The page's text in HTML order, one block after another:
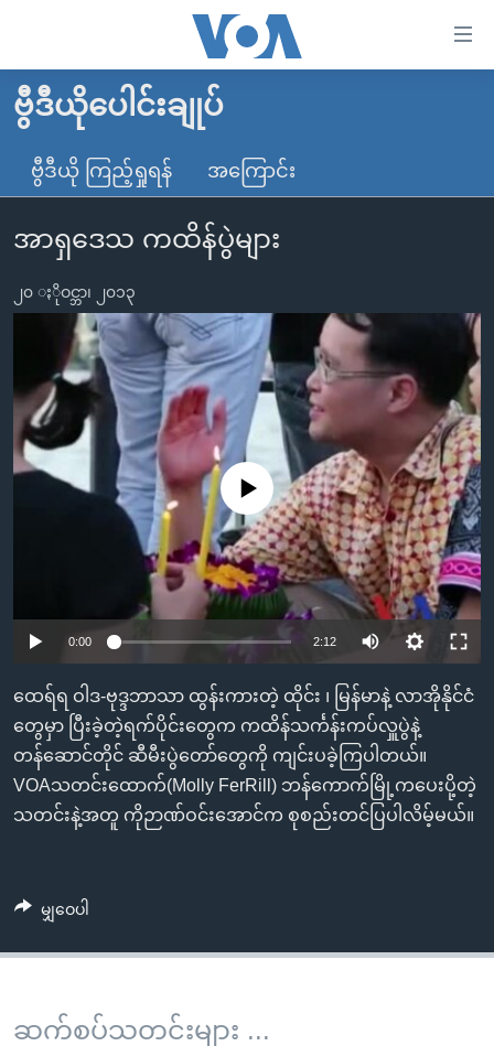
လွယ်ကူ
စေ
သည့်
များ
ပင်မ
အကြောင်းအရာ
ကျော်
ကြည့်
ပင်မ
ကျော်
ကြည့်
ရှာဖွေ
ရန်
နေရာ
သို့
ကျော်
မူလစာမျက်နှာ
မြန်မာ
ကမ္ဘာ့သတင်းများ
နိုင်ငံတကာ
တရုတ်
အစ္စရေး-ပါလက်စတိုင်း
ဗွီဒီယို
ရပ်ဝန်းတခု လမ်းတခု အလွန်
အင်္ဂလိပ်စာလေ့လာမယ်
အမေရိကန်သုံးအီဒီယံ
မကြေးမုံရဲ့ အင်္ဂလိပ်စာ
ရုပ်ရှင်ထဲက အင်္ဂလိပ်စာ
သုတပဒေသာ အင်္ဂလိပ်စာ
အပတ်စဉ်ကဏ္ဍများ
ရေဒီယို
တီဗွီ
ရေဒီယိုနှင့်ရုပ်သံ အချက်အလက်များ
ရေဒီယို/တီဗွီအစီအစဉ်
Learning English
ဗွီအိုအေ လူမှုကွန်ယက်များ
ဘာသာစကားများ
ဗွီဒီယိုပေါင်းချုပ်
ဗွီဒီယို ကြည့်ရှုရန် အကြောင်း
အာရှဒေသ ကထိန်ပွဲများ
၂၀ ႏိုဝင္ဘာ၊ ၂၀၁၃
No media source currently available
0:00 2:12
ထေရ်ရ ဝါဒ-ဗုဒ္ဒဘာသာ ထွန်းကားတဲ့ ထိုင်း ၊ မြန်မာနဲ့ လာအိုနိုင်ငံ
တွေမှာ ပြီးခဲ့တဲ့ရက်ပိုင်းတွေက ကထိန်သင်္ကန်းကပ်လှူပွဲနဲ့
တန်ဆောင်တိုင် ဆီမီးပွဲတော်တွေကို ကျင်းပခဲ့ကြပါတယ်။
VOAသတင်းထောက်(Molly FerRill) ဘန်ကောက်မြို့ကပေးပို့တဲ့
သတင်းနဲ့အတူ ကိုဉာဏ်ဝင်းအောင်က စုစည်းတင်ပြပါလိမ့်မယ်။
မျှဝေပါ
ဆက်စပ်သတင်းများ ...